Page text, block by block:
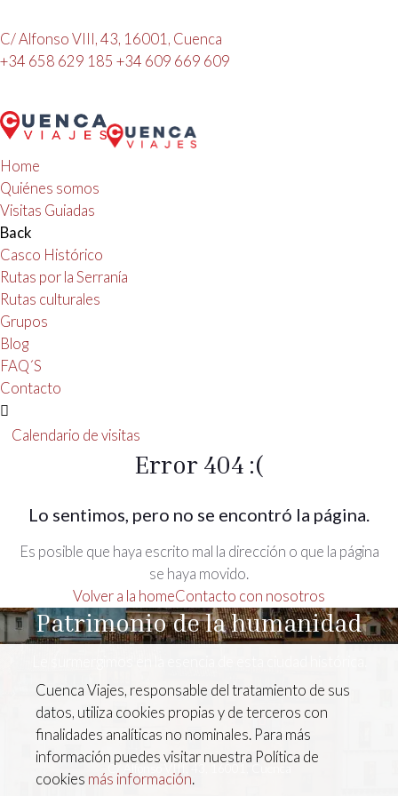
C/ Alfonso VIII, 43, 16001, Cuenca
+34 658 629 185 +34 609 669 609
Home
Quiénes somos
Visitas Guiadas
Back
Casco Histórico
Rutas por la Serranía
Rutas culturales
Grupos
Blog
FAQ´S
Contacto
Calendario de visitas
Error 404 :(
Lo sentimos, pero no se encontró la página.
Es posible que haya escrito mal la dirección o que la página
se haya movido.
Volver a la homeContacto con nosotros
Patrimonio de la humanidad
C/ Alfonso VIII, 43, 16001, Cuenca
Cuenca Viajes, responsable del tratamiento de sus
datos, utiliza cookies propias y de terceros con
finalidades analíticas no nominales. Para más
información puedes visitar nuestra Política de
cookies más información.